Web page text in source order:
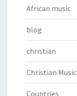
African music
blog
christian
Christian Music
Countries